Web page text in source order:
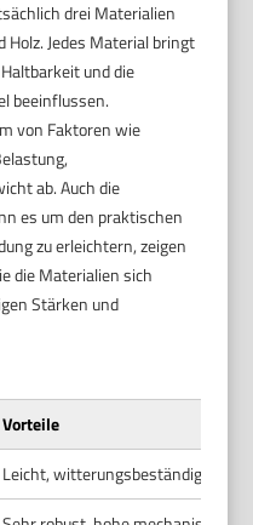
drei Materialien
Jedes Material bringt
und die
beeinflussen.
von Faktoren wie
ab. Auch die
es um den praktischen
zu erleichtern, zeigen
die Materialien sich
Stärken und
Vorteile
Leicht, witterungsbeständig,